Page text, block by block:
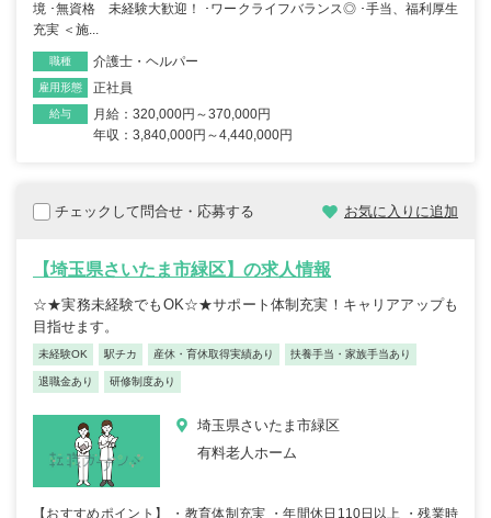
境 ･無資格 未経験大歓迎！ ･ワークライフバランス◎ ･手当、福利厚生
充実 ＜施...
職種 介護士・ヘルパー
雇用形態 正社員
給与
月給：320,000円～370,000円
年収：3,840,000円～4,440,000円
チェックして問合せ・応募する お気に入りに追加
【埼玉県さいたま市緑区】の求人情報
☆★実務未経験でもOK☆★サポート体制充実！キャリアアップも
目指せます。
未経験OK 駅チカ 産休・育休取得実績あり 扶養手当・家族手当あり
退職金あり 研修制度あり
埼玉県さいたま市緑区
有料老人ホーム
【おすすめポイント】 ・教育体制充実 ・年間休日110日以上 ・残業時